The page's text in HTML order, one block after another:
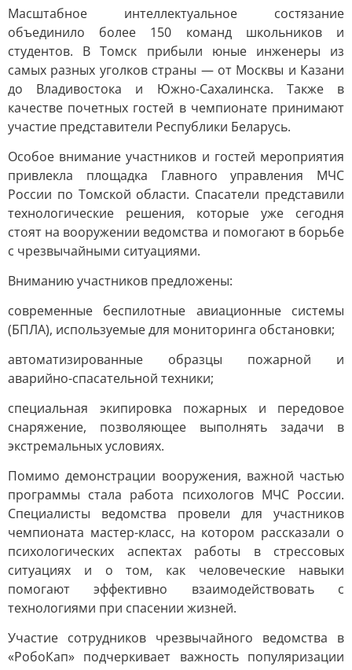
Масштабное интеллектуальное состязание
объединило более 150 команд школьников и
студентов. В Томск прибыли юные инженеры из
самых разных уголков страны — от Москвы и Казани
до Владивостока и Южно-Сахалинска. Также в
качестве почетных гостей в чемпионате принимают
участие представители Республики Беларусь.
Особое внимание участников и гостей мероприятия
привлекла площадка Главного управления МЧС
России по Томской области. Спасатели представили
технологические решения, которые уже сегодня
стоят на вооружении ведомства и помогают в борьбе
с чрезвычайными ситуациями.
Вниманию участников предложены:
современные беспилотные авиационные системы
(БПЛА), используемые для мониторинга обстановки;
автоматизированные образцы пожарной и
аварийно-спасательной техники;
специальная экипировка пожарных и передовое
снаряжение, позволяющее выполнять задачи в
экстремальных условиях.
Помимо демонстрации вооружения, важной частью
программы стала работа психологов МЧС России.
Специалисты ведомства провели для участников
чемпионата мастер-класс, на котором рассказали о
психологических аспектах работы в стрессовых
ситуациях и о том, как человеческие навыки
помогают эффективно взаимодействовать с
технологиями при спасении жизней.
Участие сотрудников чрезвычайного ведомства в
«РобоКап» подчеркивает важность популяризации